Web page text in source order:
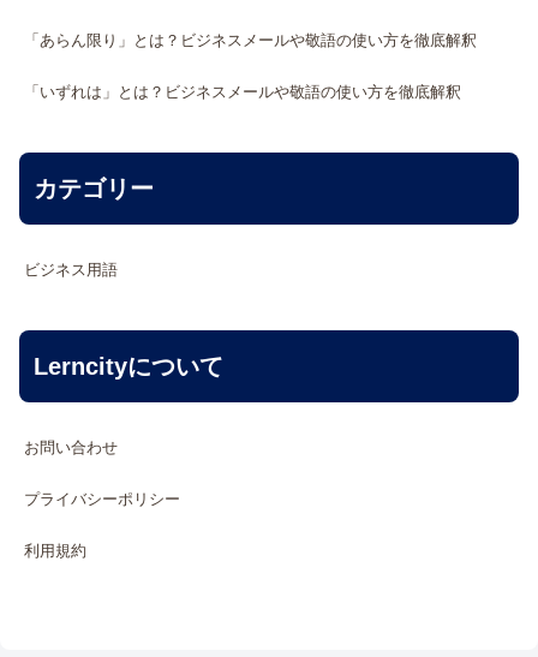
「あらん限り」とは？ビジネスメールや敬語の使い方を徹底解釈
「いずれは」とは？ビジネスメールや敬語の使い方を徹底解釈
カテゴリー
ビジネス用語
Lerncityについて
お問い合わせ
プライバシーポリシー
利用規約